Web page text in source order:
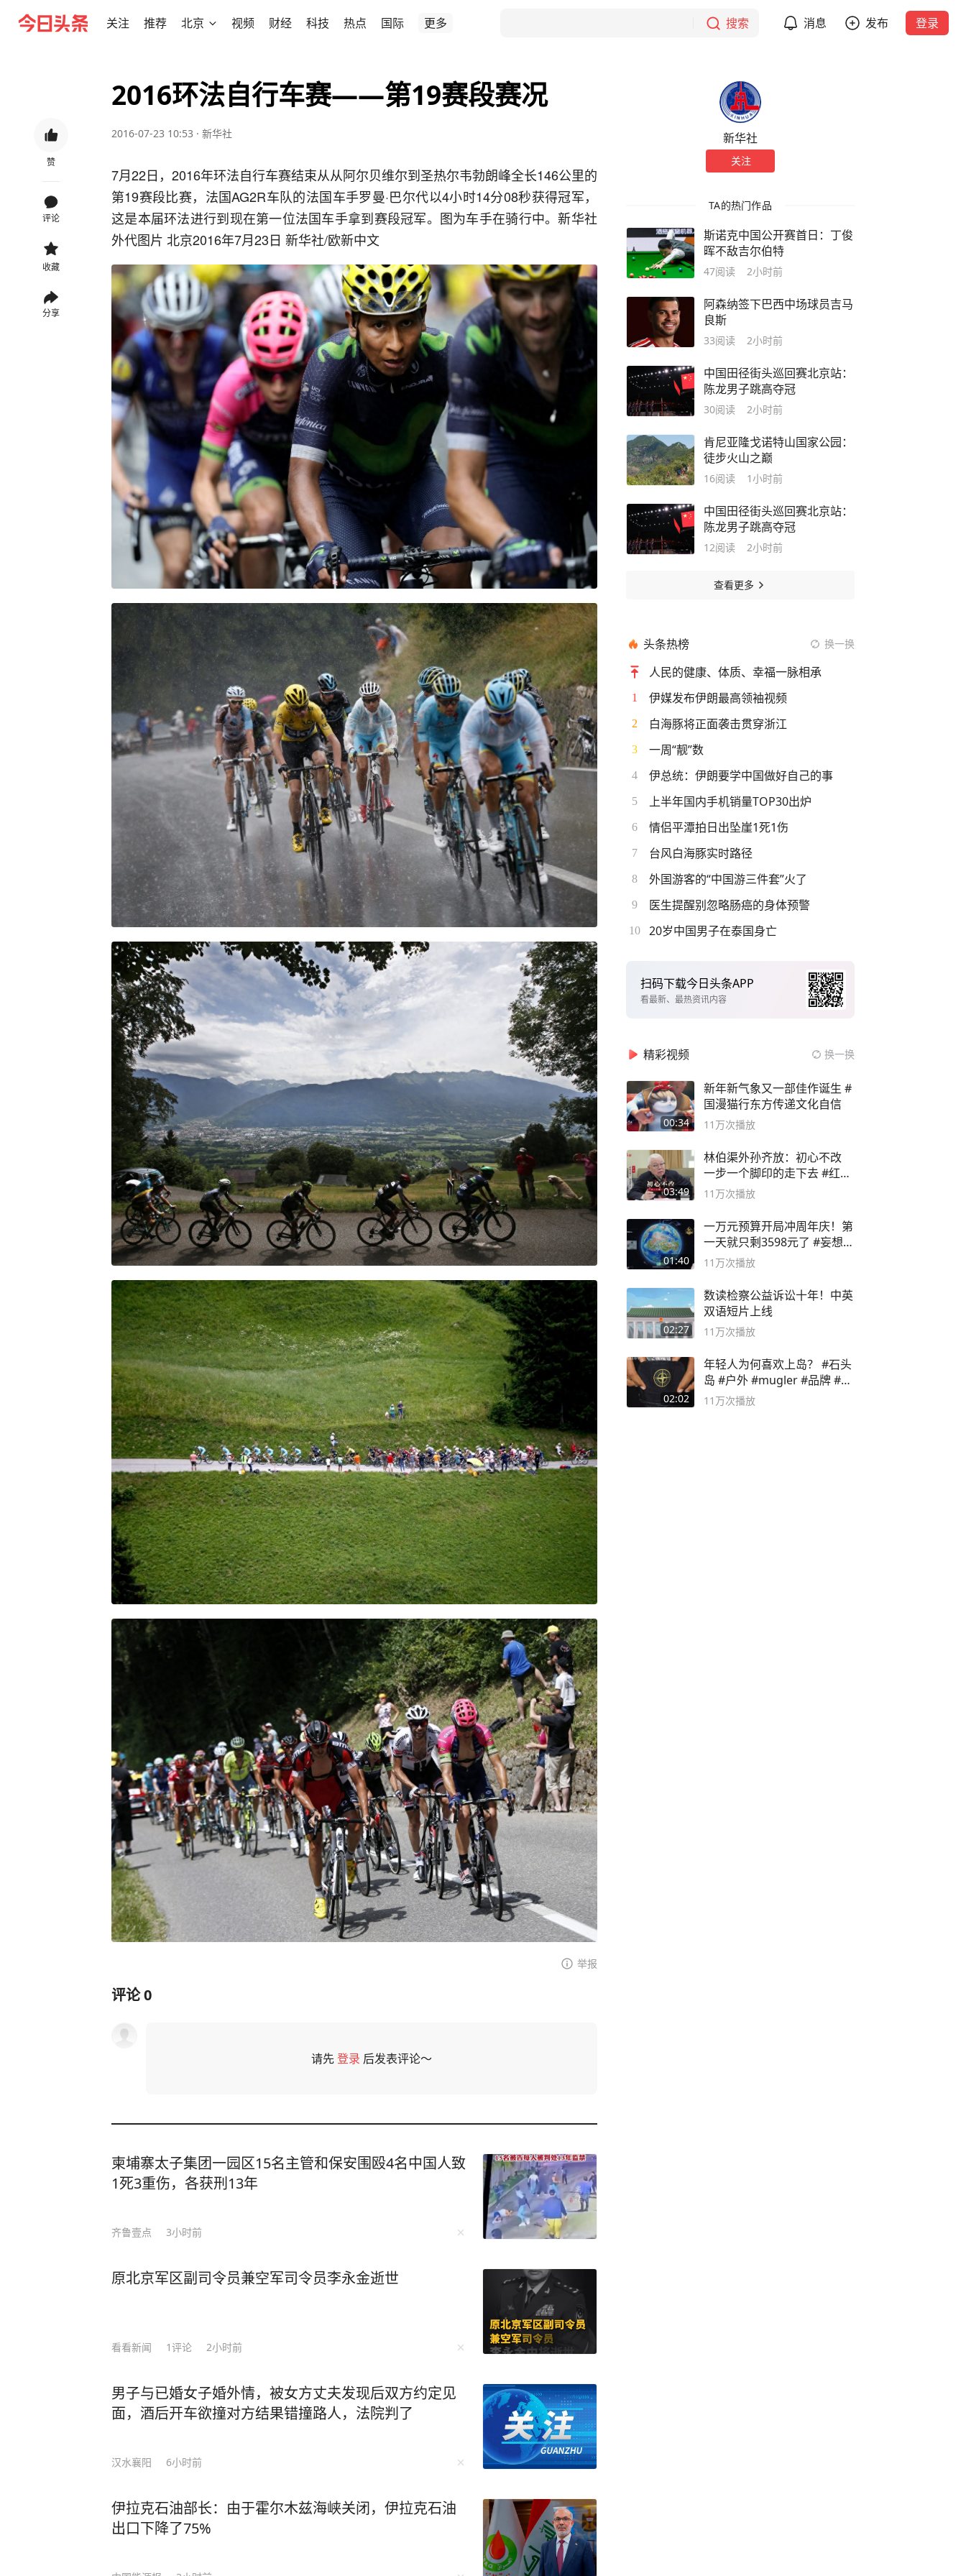
关注 推荐 北京 视频 财经 科技 热点 国际 更多 搜索 消息 发布 登录
赞
评论
收藏
分享
2016环法自行车赛——第19赛段赛况
2016-07-23 10:53 · 新华社
7月22日，2016年环法自行车赛结束从从阿尔贝维尔到圣热尔韦勃朗峰全长146公里的
第19赛段比赛，法国AG2R车队的法国车手罗曼·巴尔代以4小时14分08秒获得冠军，
这是本届环法进行到现在第一位法国车手拿到赛段冠军。图为车手在骑行中。新华社
外代图片 北京2016年7月23日 新华社/欧新中文
举报
评论0
请先登录 后发表评论～
柬埔寨太子集团一园区15名主管和保安围殴4名中国人致
1死3重伤，各获刑13年
齐鲁壹点 3小时前
原北京军区副司令员兼空军司令员李永金逝世
看看新闻 1评论 2小时前
男子与已婚女子婚外情，被女方丈夫发现后双方约定见
面，酒后开车欲撞对方结果错撞路人，法院判了
汉水襄阳 6小时前
伊拉克石油部长：由于霍尔木兹海峡关闭，伊拉克石油
出口下降了75%
新华社
关注
TA的热门作品
斯诺克中国公开赛首日：丁俊
晖不敌吉尔伯特
47阅读 2小时前
阿森纳签下巴西中场球员吉马
良斯
33阅读 2小时前
中国田径街头巡回赛北京站：
陈龙男子跳高夺冠
30阅读 2小时前
肯尼亚隆戈诺特山国家公园：
徒步火山之巅
16阅读 1小时前
中国田径街头巡回赛北京站：
陈龙男子跳高夺冠
12阅读 2小时前
查看更多
头条热榜 换一换
人民的健康、体质、幸福一脉相承
1 伊媒发布伊朗最高领袖视频
2 白海豚将正面袭击贯穿浙江
3 一周“靓”数
4 伊总统：伊朗要学中国做好自己的事
5 上半年国内手机销量TOP30出炉
6 情侣平潭拍日出坠崖1死1伤
7 台风白海豚实时路径
8 外国游客的“中国游三件套”火了
9 医生提醒别忽略肠癌的身体预警
10 20岁中国男子在泰国身亡
扫码下载今日头条APP
看最新、最热资讯内容
精彩视频 换一换
00:34
新年新气象又一部佳作诞生 #
国漫猫行东方传递文化自信
11万次播放
03:49
林伯渠外孙齐放：初心不改
一步一个脚印的走下去 #红船
论坛
11万次播放
01:40
一万元预算开局冲周年庆！第
一天就只剩3598元了 #妄想山
海
11万次播放
02:27
数读检察公益诉讼十年！中英
双语短片上线
11万次播放
02:02
年轻人为何喜欢上岛？ #石头
岛 #户外 #mugler #品牌 #足
球流氓
11万次播放